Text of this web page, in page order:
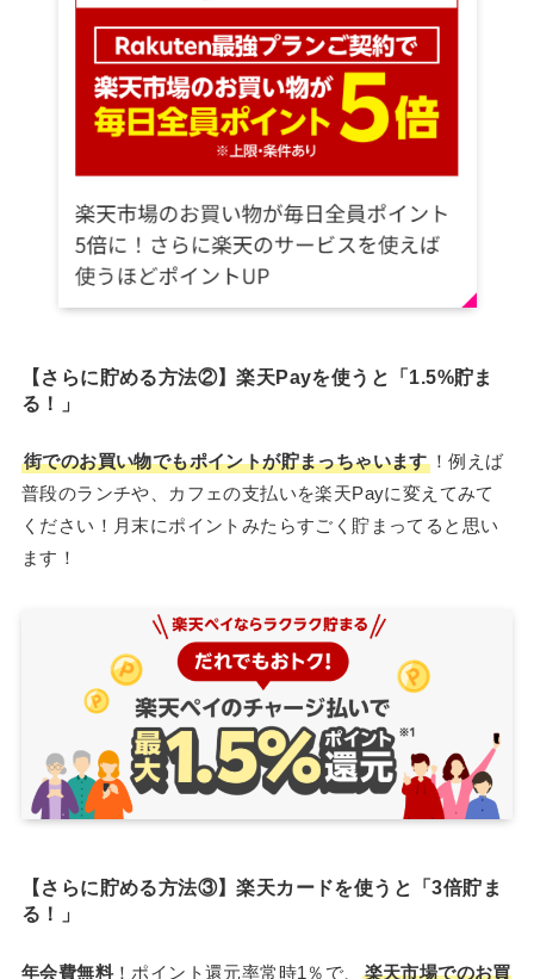
【さらに貯める方法②】楽天Payを使うと「1.5%貯ま
る！」
街でのお買い物でもポイントが貯まっちゃいます！例えば
普段のランチや、カフェの支払いを楽天Payに変えてみて
ください！月末にポイントみたらすごく貯まってると思い
ます！
【さらに貯める方法③】楽天カードを使うと「3倍貯ま
る！」
年会費無料！ポイント還元率常時1％で、 楽天市場でのお買